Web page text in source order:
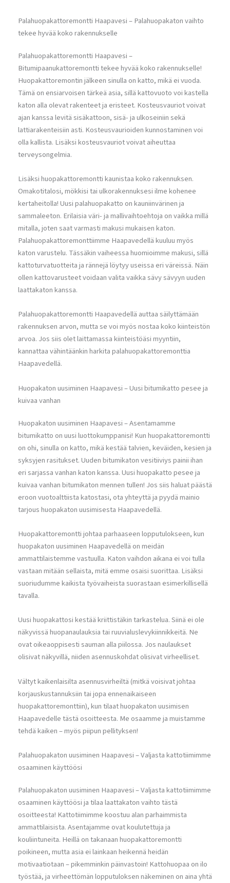
Palahuopakattoremontti Haapavesi – Palahuopakaton vaihto
tekee hyvää koko rakennukselle
Palahuopakattoremontti Haapavesi –
Bitumipaanukattoremontti tekee hyvää koko rakennukselle!
Huopakattoremontin jälkeen sinulla on katto, mikä ei vuoda.
Tämä on ensiarvoisen tärkeä asia, sillä kattovuoto voi kastella
katon alla olevat rakenteet ja eristeet. Kosteusvauriot voivat
ajan kanssa levitä sisäkattoon, sisä- ja ulkoseiniin sekä
lattiarakenteisiin asti. Kosteusvaurioiden kunnostaminen voi
olla kallista. Lisäksi kosteusvauriot voivat aiheuttaa
terveysongelmia.
Lisäksi huopakattoremontti kaunistaa koko rakennuksen.
Omakotitalosi, mökkisi tai ulkorakennuksesi ilme kohenee
kertaheitolla! Uusi palahuopakatto on kauniinvärinen ja
sammaleeton. Erilaisia väri- ja mallivaihtoehtoja on vaikka millä
mitalla, joten saat varmasti makusi mukaisen katon.
Palahuopakattoremonttiimme Haapavedellä kuuluu myös
katon varustelu. Tässäkin vaiheessa huomioimme makusi, sillä
kattoturvatuotteita ja rännejä löytyy useissa eri väreissä. Näin
ollen kattovarusteet voidaan valita vaikka sävy sävyyn uuden
laattakaton kanssa.
Palahuopakattoremontti Haapavedellä auttaa säilyttämään
rakennuksen arvon, mutta se voi myös nostaa koko kiinteistön
arvoa. Jos siis olet laittamassa kiinteistöäsi myyntiin,
kannattaa vähintäänkin harkita palahuopakattoremonttia
Haapavedellä.
Huopakaton uusiminen Haapavesi – Uusi bitumikatto pesee ja
kuivaa vanhan
Huopakaton uusiminen Haapavesi – Asentamamme
bitumikatto on uusi luottokumppanisi! Kun huopakattoremontti
on ohi, sinulla on katto, mikä kestää talvien, keväiden, kesien ja
syksyjen rasitukset. Uuden bitumikaton vesitiiviys painii ihan
eri sarjassa vanhan katon kanssa. Uusi huopakatto pesee ja
kuivaa vanhan bitumikaton mennen tullen! Jos siis haluat päästä
eroon vuotoalttiista katostasi, ota yhteyttä ja pyydä mainio
tarjous huopakaton uusimisesta Haapavedellä.
Huopakattoremontti johtaa parhaaseen lopputulokseen, kun
huopakaton uusiminen Haapavedellä on meidän
ammattilaistemme vastuulla. Katon vaihdon aikana ei voi tulla
vastaan mitään sellaista, mitä emme osaisi suorittaa. Lisäksi
suoriudumme kaikista työvaiheista suorastaan esimerkillisellä
tavalla.
Uusi huopakattosi kestää kriittistäkin tarkastelua. Siinä ei ole
näkyvissä huopanaulauksia tai ruuvialuslevykiinnikkeitä. Ne
ovat oikeaoppisesti sauman alla piilossa. Jos naulaukset
olisivat näkyvillä, niiden asennuskohdat olisivat virheelliset.
Vältyt kaikenlaisilta asennusvirheiltä (mitkä voisivat johtaa
korjauskustannuksiin tai jopa ennenaikaiseen
huopakattoremonttiin), kun tilaat huopakaton uusimisen
Haapavedelle tästä osoitteesta. Me osaamme ja muistamme
tehdä kaiken – myös piipun pellityksen!
Palahuopakaton uusiminen Haapavesi – Valjasta kattotiimimme
osaaminen käyttöösi
Palahuopakaton uusiminen Haapavesi – Valjasta kattotiimimme
osaaminen käyttöösi ja tilaa laattakaton vaihto tästä
osoitteesta! Kattotiimimme koostuu alan parhaimmista
ammattilaisista. Asentajamme ovat koulutettuja ja
kouliintuneita. Heillä on takanaan huopakattoremontti
poikineen, mutta asia ei lainkaan heikennä heidän
motivaatiotaan – pikemminkin päinvastoin! Kattohuopaa on ilo
työstää, ja virheettömän lopputuloksen näkeminen on aina yhtä